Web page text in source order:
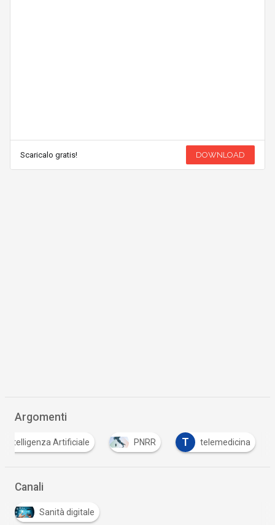
Scaricalo gratis! DOWNLOAD
Argomenti
Intelligenza Artificiale PNRR T telemedicina
Canali
Sanità digitale